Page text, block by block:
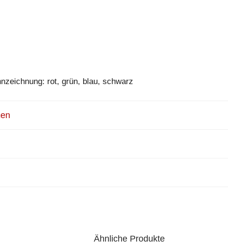
rot, grün, blau, schwarz
Ähnliche Produkte